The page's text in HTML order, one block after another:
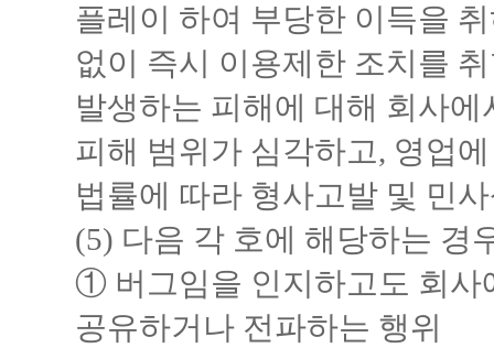
플레이 하여 부당한 이득을
없이 즉시 이용제한 조치를
발생하는 피해에 대해 회사
피해 범위가 심각하고, 영업
법률에 따라 형사고발 및 민
(5) 다음 각 호에 해당하는 경
① 버그임을 인지하고도 회사
공유하거나 전파하는 행위